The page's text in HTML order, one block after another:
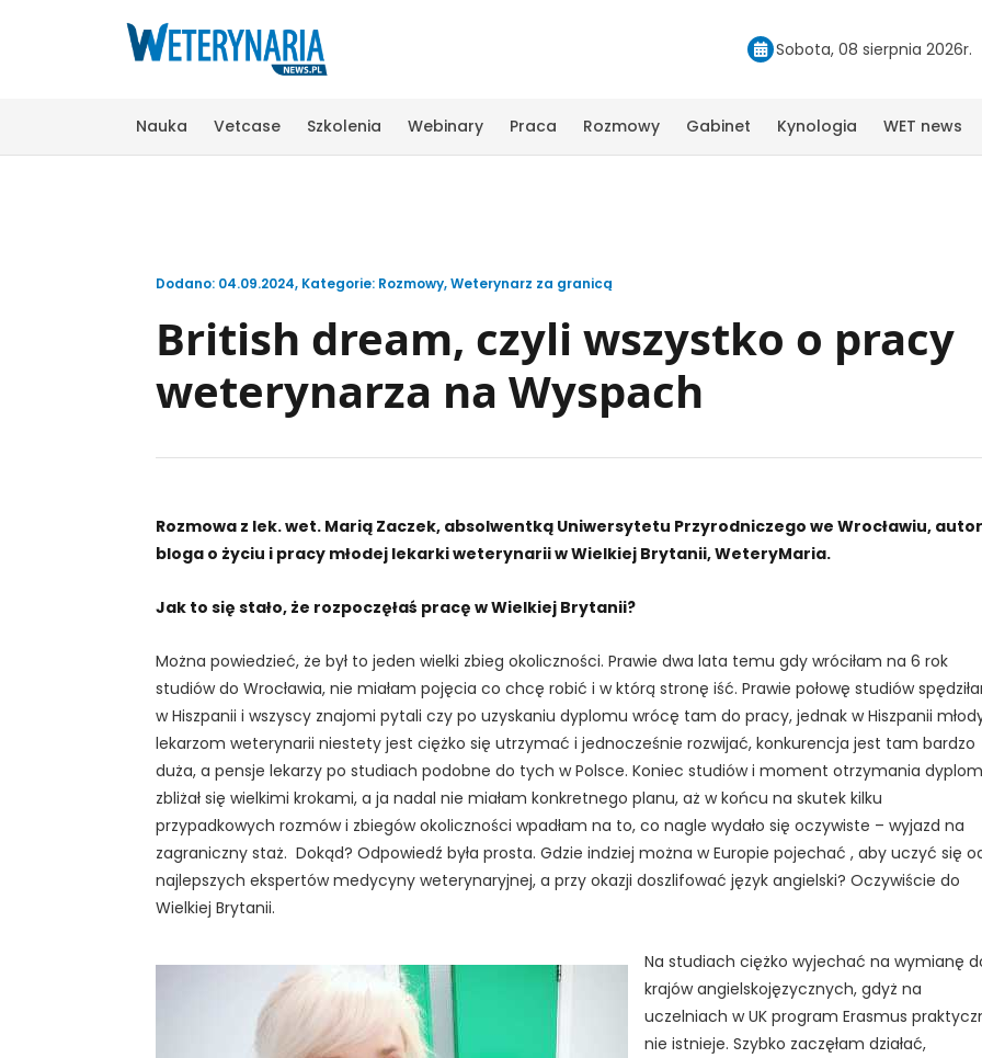
Sobota, 08 sierpnia 2026r.
Nauka Vetcase Szkolenia Webinary Praca Rozmowy Gabinet Kynologia WET news
Dodano: 04.09.2024, Kategorie: Rozmowy,Weterynarz za granicą
British dream, czyli wszystko o pracy
weterynarza na Wyspach
Rozmowa z lek. wet. Marią Zaczek, absolwentką Uniwersytetu Przyrodniczego we Wrocławiu,
bloga o życiu i pracy młodej lekarki weterynarii w Wielkiej Brytanii, WeteryMaria.
Jak to się stało, że rozpoczęłaś pracę w Wielkiej Brytanii?
Można powiedzieć, że był to jeden wielki zbieg okoliczności. Prawie dwa lata temu gdy wróciłam na 6 rok
studiów do Wrocławia, nie miałam pojęcia co chcę robić i w którą stronę iść. Prawie połowę studiów
w Hiszpanii i wszyscy znajomi pytali czy po uzyskaniu dyplomu wrócę tam do pracy, jednak w Hiszpanii
lekarzom weterynarii niestety jest ciężko się utrzymać i jednocześnie rozwijać, konkurencja jest tam bardzo
duża, a pensje lekarzy po studiach podobne do tych w Polsce. Koniec studiów i moment otrzymania
zbliżał się wielkimi krokami, a ja nadal nie miałam konkretnego planu, aż w końcu na skutek kilku
przypadkowych rozmów i zbiegów okoliczności wpadłam na to, co nagle wydało się oczywiste – wyjazd na
zagraniczny staż. Dokąd? Odpowiedź była prosta. Gdzie indziej można w Europie pojechać , aby uczyć się
najlepszych ekspertów medycyny weterynaryjnej, a przy okazji doszlifować język angielski? Oczywiście do
Wielkiej Brytanii.
Na studiach ciężko wyjechać na wymianę
krajów angielskojęzycznych, gdyż na
uczelniach w UK program Erasmus
nie istnieje. Szybko zaczęłam działać,